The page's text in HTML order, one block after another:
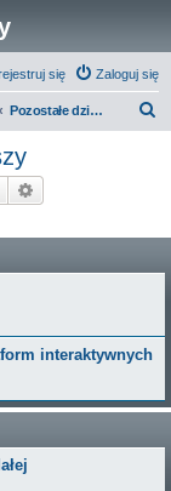
Zaloguj się
się
Pozostałe dzieje miejsc templariuszy
Szukaj
interaktywnych